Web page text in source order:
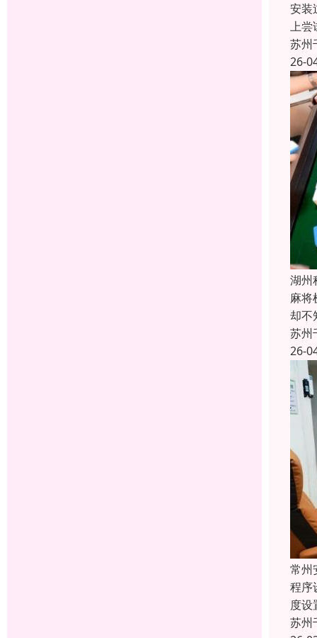
安装
上尝
苏州
26-
湖州
麻将
却不
苏州
26-
常州
程序
度设
苏州